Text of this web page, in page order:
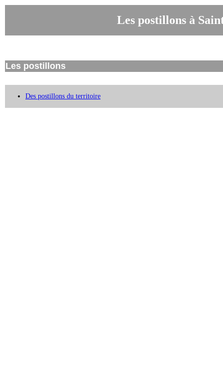
Les postillons à
Les postillons
Des postillons du territoire